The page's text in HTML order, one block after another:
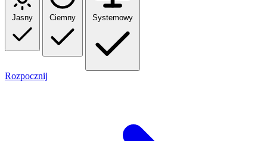
Jasny Ciemny Systemowy
Rozpocznij